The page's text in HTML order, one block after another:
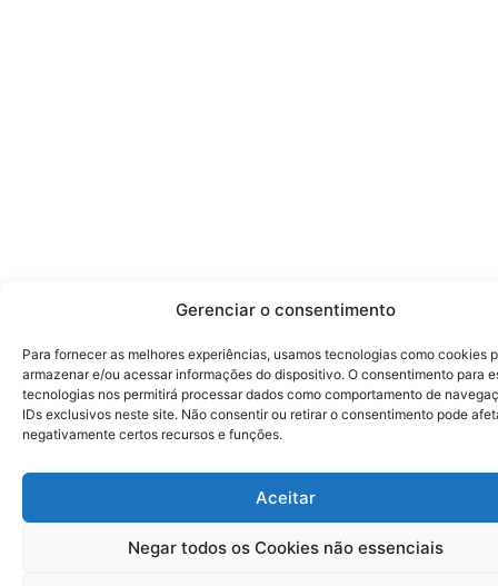
Gerenciar o consentimento
Para fornecer as melhores experiências, usamos tecnologias como cookies
armazenar e/ou acessar informações do dispositivo. O consentimento para
tecnologias nos permitirá processar dados como comportamento de
IDs exclusivos neste site. Não consentir ou retirar o consentimento pode
negativamente certos recursos e funções.
Aceitar
Negar todos os Cookies não essenciais